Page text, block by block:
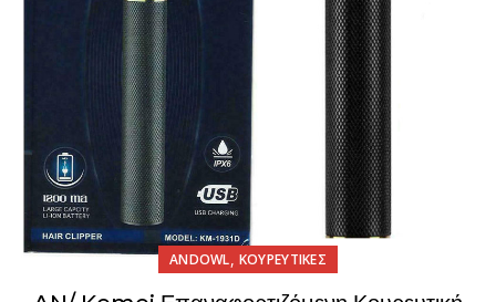
ANDOWL, ΚΟΥΡΕΥΤΙΚΕΣ